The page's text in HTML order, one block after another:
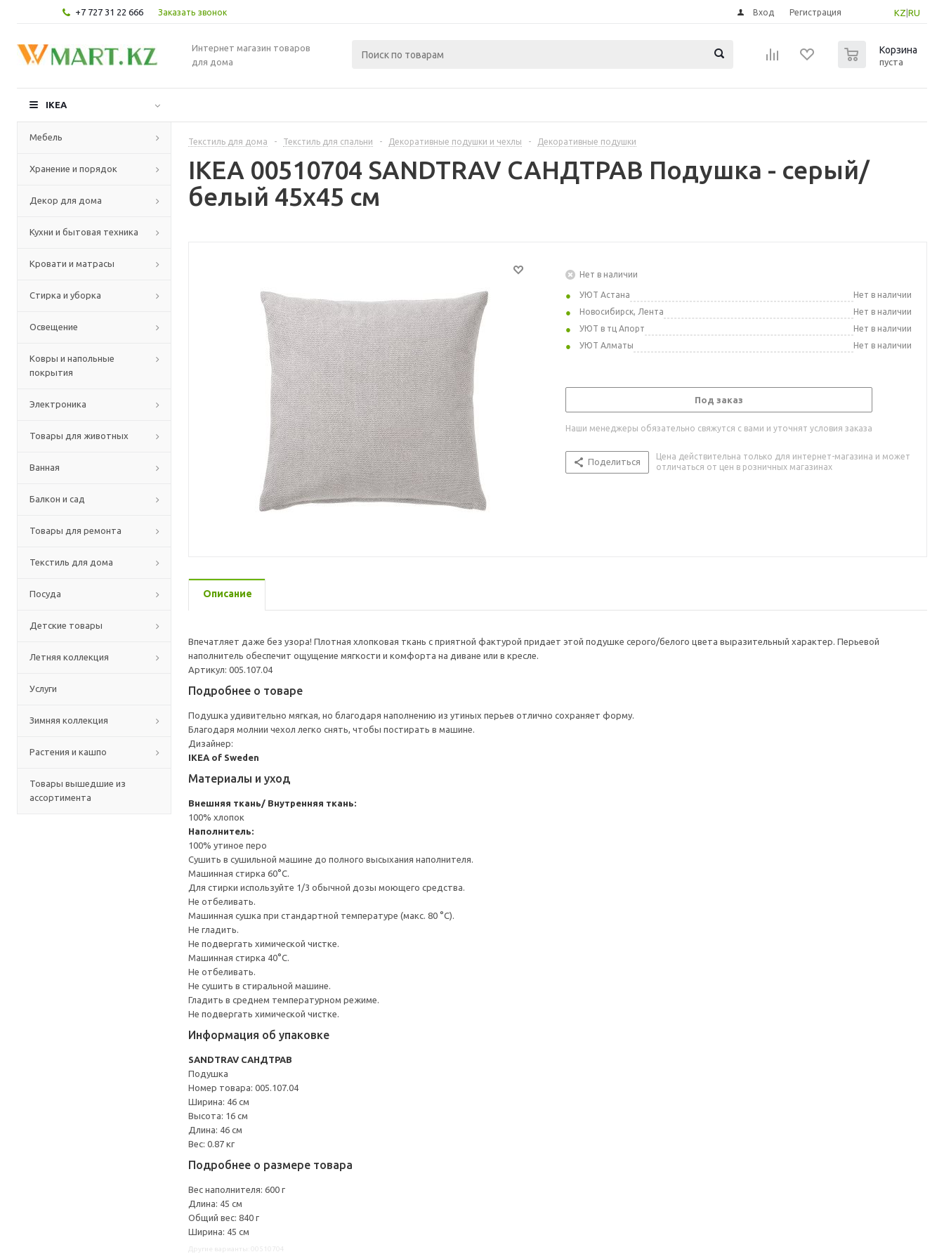
+7 727 31 22 666 Заказать звонок KZ RU
Вход Регистрация
Интернет магазин товаров
для дома
Корзина
пуста
IKEA
Мебель
Хранение и порядок
Декор для дома
Кухни и бытовая техника
Кровати и матрасы
Стирка и уборка
Освещение
Ковры и напольные
покрытия
Электроника
Товары для животных
Ванная
Балкон и сад
Товары для ремонта
Текстиль для дома
Посуда
Детские товары
Летняя коллекция
Услуги
Зимняя коллекция
Растения и кашпо
Товары вышедшие из
ассортимента
Текстиль для дома - Текстиль для спальни - Декоративные подушки и чехлы - Декоративные подушки
IKEA 00510704 SANDTRAV САНДТРАВ Подушка - серый/
белый 45x45 см
Нет в наличии
УЮТ Астана
Нет в наличии
Новосибирск, Лента
Нет в наличии
УЮТ в тц Апорт
Нет в наличии
УЮТ Алматы
Нет в наличии
Под заказ
Наши менеджеры обязательно свяжутся с вами и уточнят условия заказа
Поделиться
Цена действительна только для интернет-магазина и может
отличаться от цен в розничных магазинах
Описание
Впечатляет даже без узора! Плотная хлопковая ткань с приятной фактурой придает этой подушке серого/белого цвета выразительный характер. Перьевой
наполнитель обеспечит ощущение мягкости и комфорта на диване или в кресле.
Артикул: 005.107.04
Подробнее о товаре
Подушка удивительно мягкая, но благодаря наполнению из утиных перьев отлично сохраняет форму.
Благодаря молнии чехол легко снять, чтобы постирать в машине.
Дизайнер:
IKEA of Sweden
Материалы и уход
Внешняя ткань/ Внутренняя ткань:
100% хлопок
Наполнитель:
100% утиное перо
Сушить в сушильной машине до полного высыхания наполнителя.
Машинная стирка 60°С.
Для стирки используйте 1/3 обычной дозы моющего средства.
Не отбеливать.
Машинная сушка при стандартной температуре (макс. 80 °C).
Не гладить.
Не подвергать химической чистке.
Машинная стирка 40°С.
Не отбеливать.
Не сушить в стиральной машине.
Гладить в среднем температурном режиме.
Не подвергать химической чистке.
Информация об упаковке
SANDTRAV САНДТРАВ
Подушка
Номер товара: 005.107.04
Ширина: 46 см
Высота: 16 см
Длина: 46 см
Вес: 0.87 кг
Подробнее о размере товара
Вес наполнителя: 600 г
Длина: 45 см
Общий вес: 840 г
Ширина: 45 см